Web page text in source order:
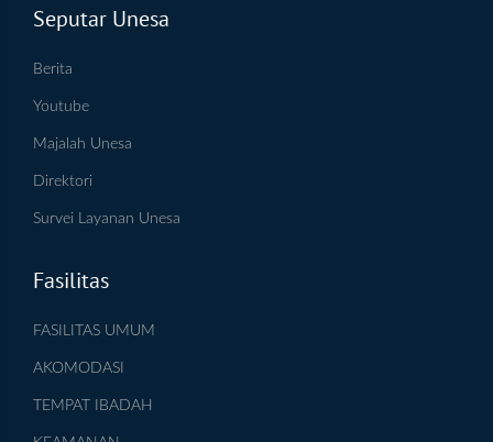
Seputar Unesa
Berita
Youtube
Majalah Unesa
Direktori
Survei Layanan Unesa
Fasilitas
FASILITAS UMUM
AKOMODASI
TEMPAT IBADAH